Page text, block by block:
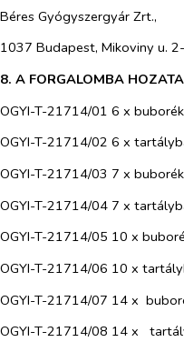
Béres Gyógyszergyár Zrt.,
1037 Budapest, Mikoviny u.
8. A FORGALOMBA
OGYI-T-21714/01 6 x
OGYI-T-21714/02 6 x
OGYI-T-21714/03 7 x
OGYI-T-21714/04 7 x
OGYI-T-21714/05 10 x
OGYI-T-21714/06 10 x
OGYI-T-21714/07 14 x
OGYI-T-21714/08 14 x